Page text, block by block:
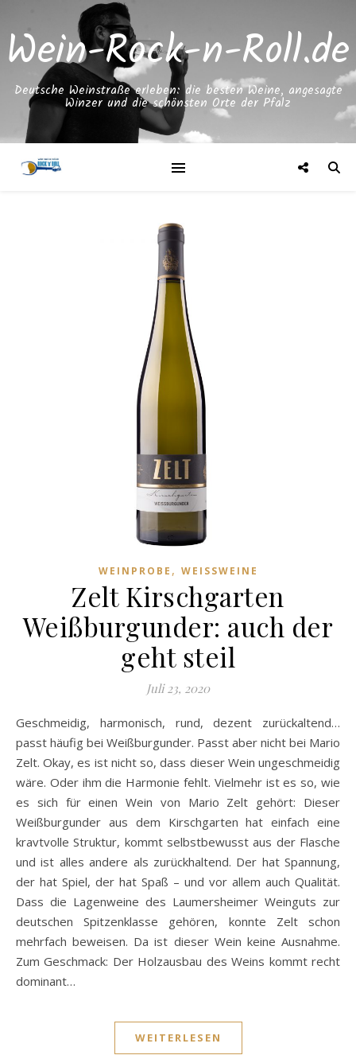
Wein-Rock-n-Roll.de
Deutsche Weinstraße erleben: die besten Weine, angesagte
Winzer und die schönsten Orte der Pfalz
WEINPROBE , WEISSWEINE
Zelt Kirschgarten
Weißburgunder: auch der
geht steil
Juli 23, 2020
Geschmeidig, harmonisch, rund, dezent zurückaltend…
passt häufig bei Weißburgunder. Passt aber nicht bei Mario
Zelt. Okay, es ist nicht so, dass dieser Wein ungeschmeidig
wäre. Oder ihm die Harmonie fehlt. Vielmehr ist es so, wie
es sich für einen Wein von Mario Zelt gehört: Dieser
Weißburgunder aus dem Kirschgarten hat einfach eine
kravtvolle Struktur, kommt selbstbewusst aus der Flasche
und ist alles andere als zurückhaltend. Der hat Spannung,
der hat Spiel, der hat Spaß – und vor allem auch Qualität.
Dass die Lagenweine des Laumersheimer Weinguts zur
deutschen Spitzenklasse gehören, konnte Zelt schon
mehrfach beweisen. Da ist dieser Wein keine Ausnahme.
Zum Geschmack: Der Holzausbau des Weins kommt recht
dominant…
WEITERLESEN